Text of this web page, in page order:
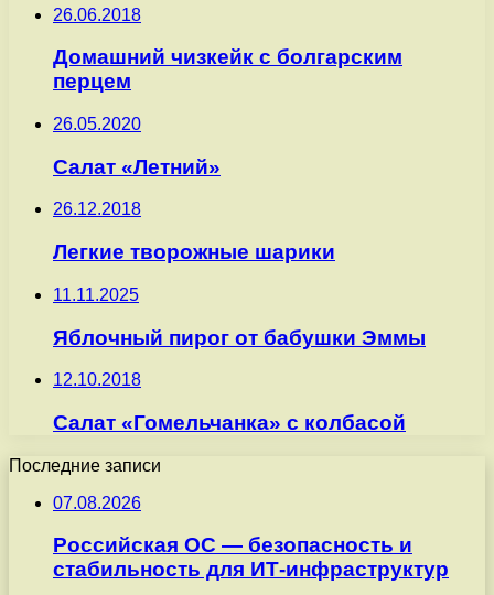
26.06.2018
Домашний чизкейк с болгарским
перцем
26.05.2020
Салат «Летний»
26.12.2018
Легкие творожные шарики
11.11.2025
Яблочный пирог от бабушки Эммы
12.10.2018
Салат «Гомельчанка» с колбасой
Последние записи
07.08.2026
Российская ОС — безопасность и
стабильность для ИТ-инфраструктур